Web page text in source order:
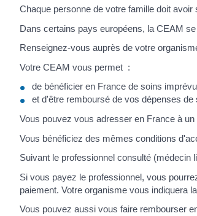
Chaque personne de votre famille doit
Dans certains pays européens, la CEAM
Renseignez-vous auprès de votre
Votre CEAM vous permet :
de bénéficier en France de soins
et d'être remboursé de vos dépenses
Vous pouvez vous adresser en France à un
Vous bénéficiez des mêmes conditions
Suivant le professionnel consulté (médecin
Si vous payez le professionnel, vous
paiement. Votre organisme vous indiquera
Vous pouvez aussi vous faire rembourser